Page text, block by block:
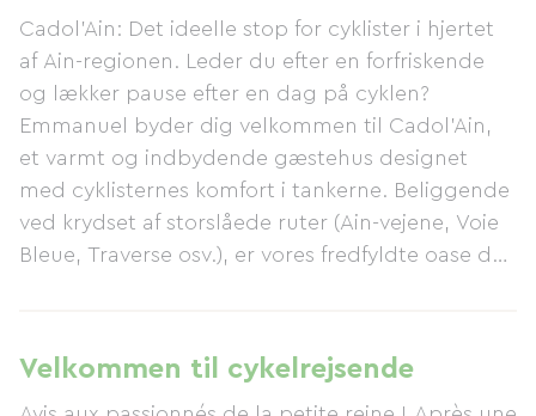
Cadol'Ain: Det ideelle stop for cyklister i hjertet
af Ain-regionen. Leder du efter en forfriskende
og lækker pause efter en dag på cyklen?
Emmanuel byder dig velkommen til Cadol'Ain,
et varmt og indbydende gæstehus designet
med cyklisternes komfort i tankerne. Beliggende
ved krydset af storslåede ruter (Ain-vejene, Voie
Bleue, Traverse osv.), er vores fredfyldte oase det
kan du rejse med ro i sindet: vi tilbyder sikker
cykelopbevaring og alt hvad du behøver for at
Velkommen til cykelrejsende